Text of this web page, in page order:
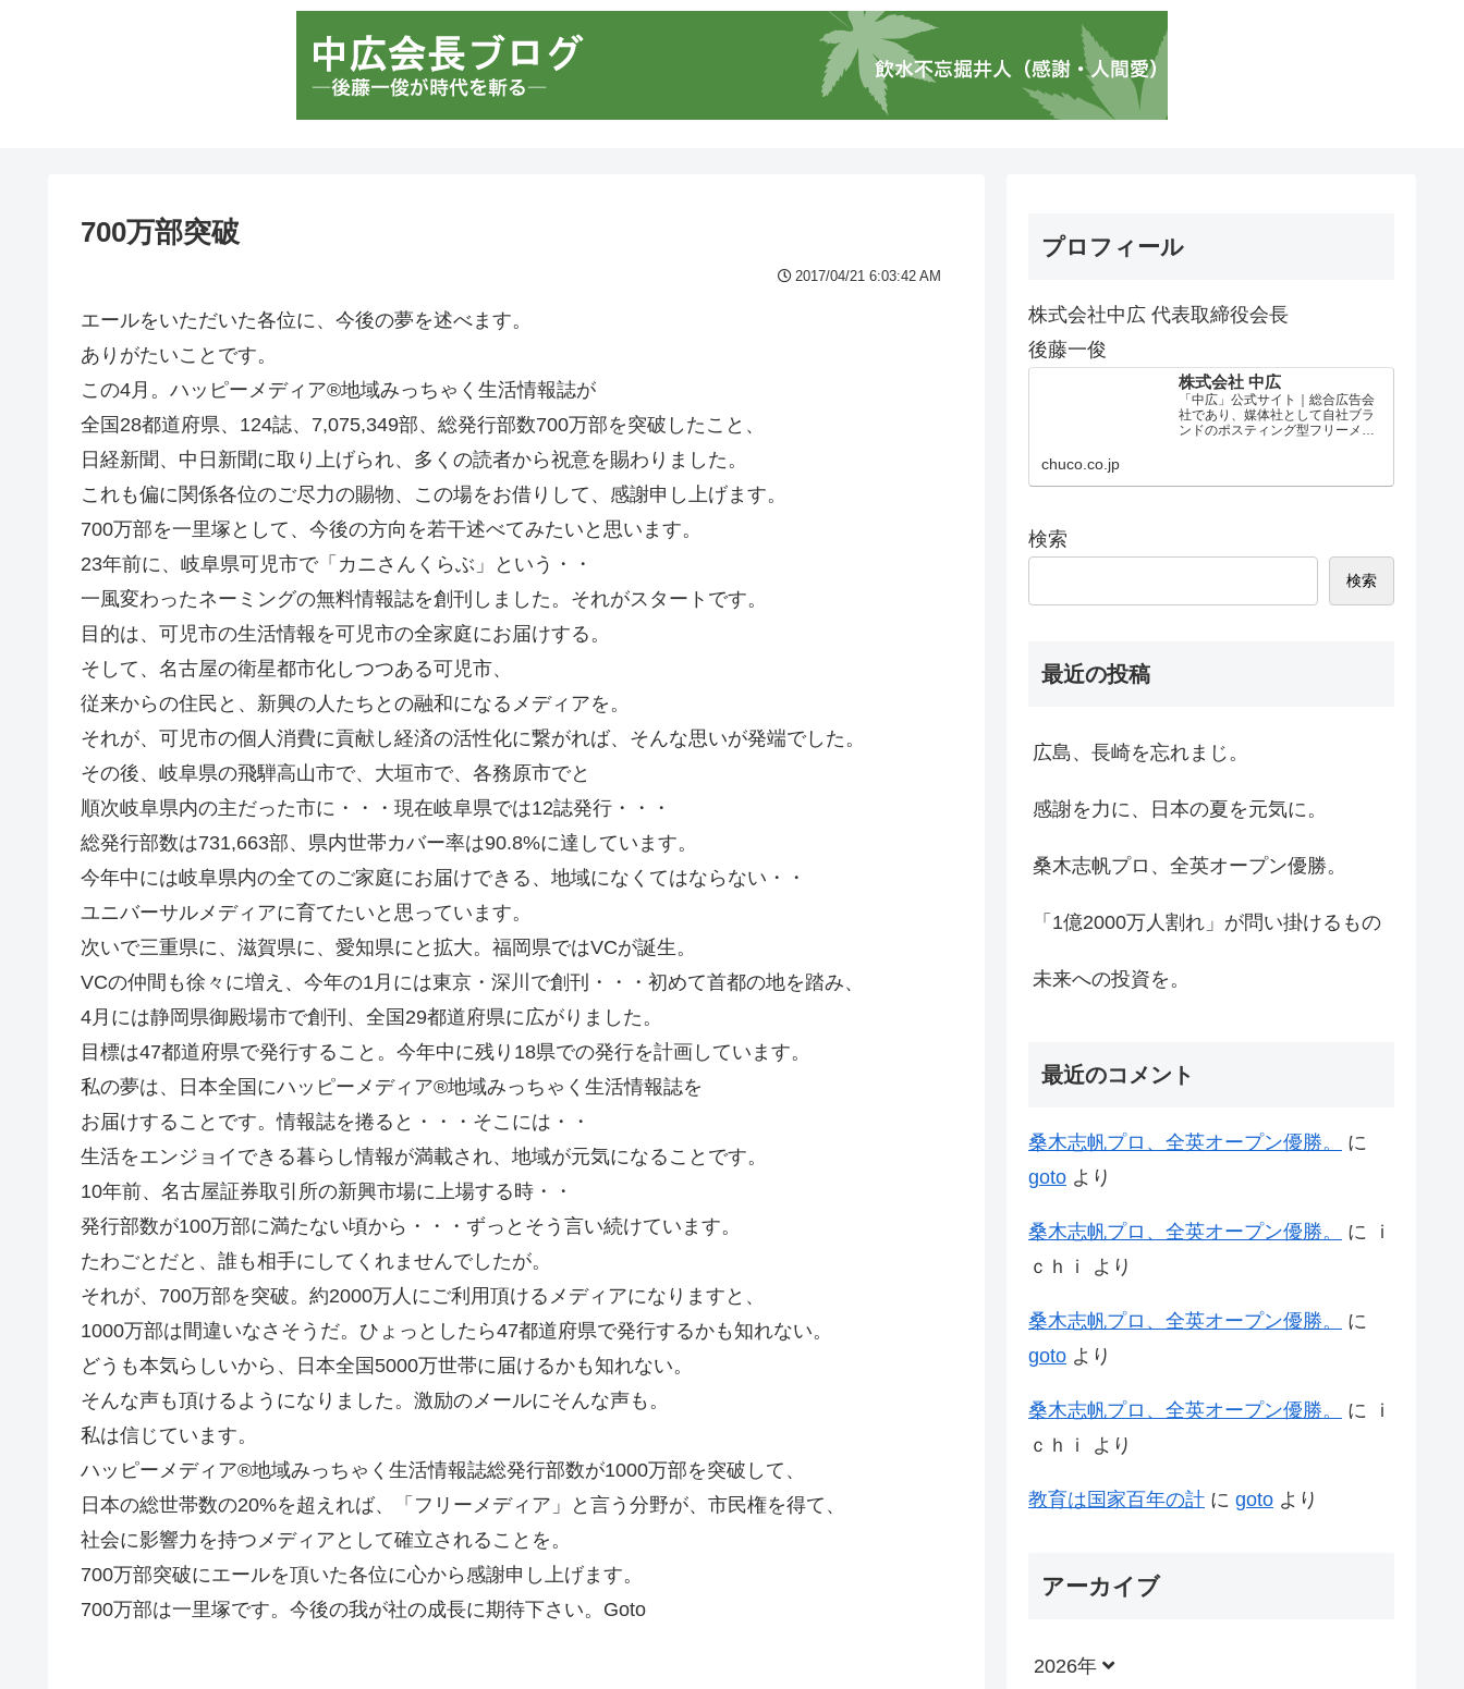
700万部突破
2017/04/21 6:03:42 AM
エールをいただいた各位に、今後の夢を述べます。
ありがたいことです。
この4月。ハッピーメディア®地域みっちゃく生活情報誌が
全国28都道府県、124誌、7,075,349部、総発行部数700万部を突破したこと、
日経新聞、中日新聞に取り上げられ、多くの読者から祝意を賜わりました。
これも偏に関係各位のご尽力の賜物、この場をお借りして、感謝申し上げます。
700万部を一里塚として、今後の方向を若干述べてみたいと思います。
23年前に、岐阜県可児市で「カニさんくらぶ」という・・
一風変わったネーミングの無料情報誌を創刊しました。それがスタートです。
目的は、可児市の生活情報を可児市の全家庭にお届けする。
そして、名古屋の衛星都市化しつつある可児市、
従来からの住民と、新興の人たちとの融和になるメディアを。
それが、可児市の個人消費に貢献し経済の活性化に繋がれば、そんな思いが発端でした。
その後、岐阜県の飛騨高山市で、大垣市で、各務原市でと
順次岐阜県内の主だった市に・・・現在岐阜県では12誌発行・・・
総発行部数は731,663部、県内世帯カバー率は90.8%に達しています。
今年中には岐阜県内の全てのご家庭にお届けできる、地域になくてはならない・・
ユニバーサルメディアに育てたいと思っています。
次いで三重県に、滋賀県に、愛知県にと拡大。福岡県ではVCが誕生。
VCの仲間も徐々に増え、今年の1月には東京・深川で創刊・・・初めて首都の地を踏み、
4月には静岡県御殿場市で創刊、全国29都道府県に広がりました。
目標は47都道府県で発行すること。今年中に残り18県での発行を計画しています。
私の夢は、日本全国にハッピーメディア®地域みっちゃく生活情報誌を
お届けすることです。情報誌を捲ると・・・そこには・・
生活をエンジョイできる暮らし情報が満載され、地域が元気になることです。
10年前、名古屋証券取引所の新興市場に上場する時・・
発行部数が100万部に満たない頃から・・・ずっとそう言い続けています。
たわごとだと、誰も相手にしてくれませんでしたが。
それが、700万部を突破。約2000万人にご利用頂けるメディアになりますと、
1000万部は間違いなさそうだ。ひょっとしたら47都道府県で発行するかも知れない。
どうも本気らしいから、日本全国5000万世帯に届けるかも知れない。
そんな声も頂けるようになりました。激励のメールにそんな声も。
私は信じています。
ハッピーメディア®地域みっちゃく生活情報誌総発行部数が1000万部を突破して、
日本の総世帯数の20%を超えれば、「フリーメディア」と言う分野が、市民権を得て、
社会に影響力を持つメディアとして確立されることを。
700万部突破にエールを頂いた各位に心から感謝申し上げます。
700万部は一里塚です。今後の我が社の成長に期待下さい。Goto
プロフィール
株式会社中広 代表取締役会長
後藤一俊
株式会社 中広
「中広」公式サイト｜総合広告会
社であり、媒体社として自社ブラ
ンドのポスティング型フリーメデ
chuco.co.jp
検索
検索
最近の投稿
広島、長崎を忘れまじ。
感謝を力に、日本の夏を元気に。
桑木志帆プロ、全英オープン優勝。
「1億2000万人割れ」が問い掛けるもの
未来への投資を。
最近のコメント
桑木志帆プロ、全英オープン優勝。
に
goto より
桑木志帆プロ、全英オープン優勝。 に
ｉ
ｃｈｉ
より
桑木志帆プロ、全英オープン優勝。
に
goto より
桑木志帆プロ、全英オープン優勝。 に
ｉ
ｃｈｉ
より
教育は国家百年の計 に goto より
アーカイブ
2026年